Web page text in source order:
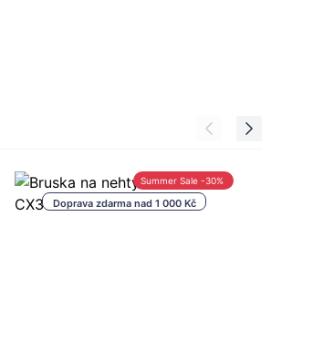
Doprava zdarma nad 1 000 Kč
Summer Sale -30%